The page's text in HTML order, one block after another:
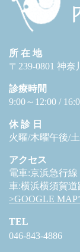
所 在 地
〒239-0801 神
診療時間
9:00～12:00 /
休 診 日
火曜/木曜午後/
アクセス
電車:京浜急行
車:横浜横須賀
>GOOGLE MAP
TEL
046-843-4886